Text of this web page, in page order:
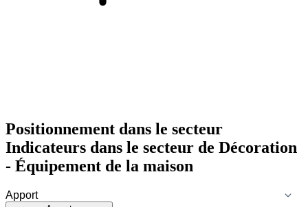
Positionnement dans le secteur
Indicateurs dans le secteur de Décoration
- Équipement de la maison